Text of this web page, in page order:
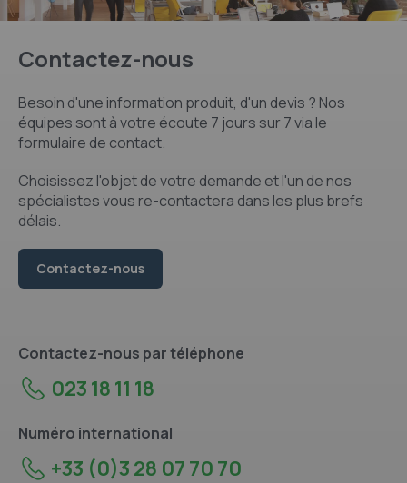
Contactez-nous
Besoin d'une information produit, d'un devis ? Nos
équipes sont à votre écoute 7 jours sur 7 via le
formulaire de contact.
Choisissez l'objet de votre demande et l'un de nos
spécialistes vous re-contactera dans les plus brefs
délais.
Contactez-nous
Contactez-nous par téléphone
023 18 11 18
Numéro international
+33 (0)3 28 07 70 70